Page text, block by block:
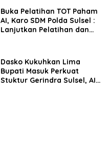
Buka Pelatihan TOT Paham
AI, Karo SDM Polda Sulsel :
Lanjutkan Pelatihan dan
Dasko Kukuhkan Lima
Bupati Masuk Perkuat
Stuktur Gerindra Sulsel, AIA